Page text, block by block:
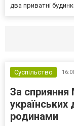
два приватні
Суспільство
За сприяння
українських
родинами